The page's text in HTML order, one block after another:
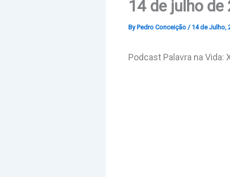
14 de julho de
By Pedro Conceição / 14 de Julho,
Podcast Palavra na